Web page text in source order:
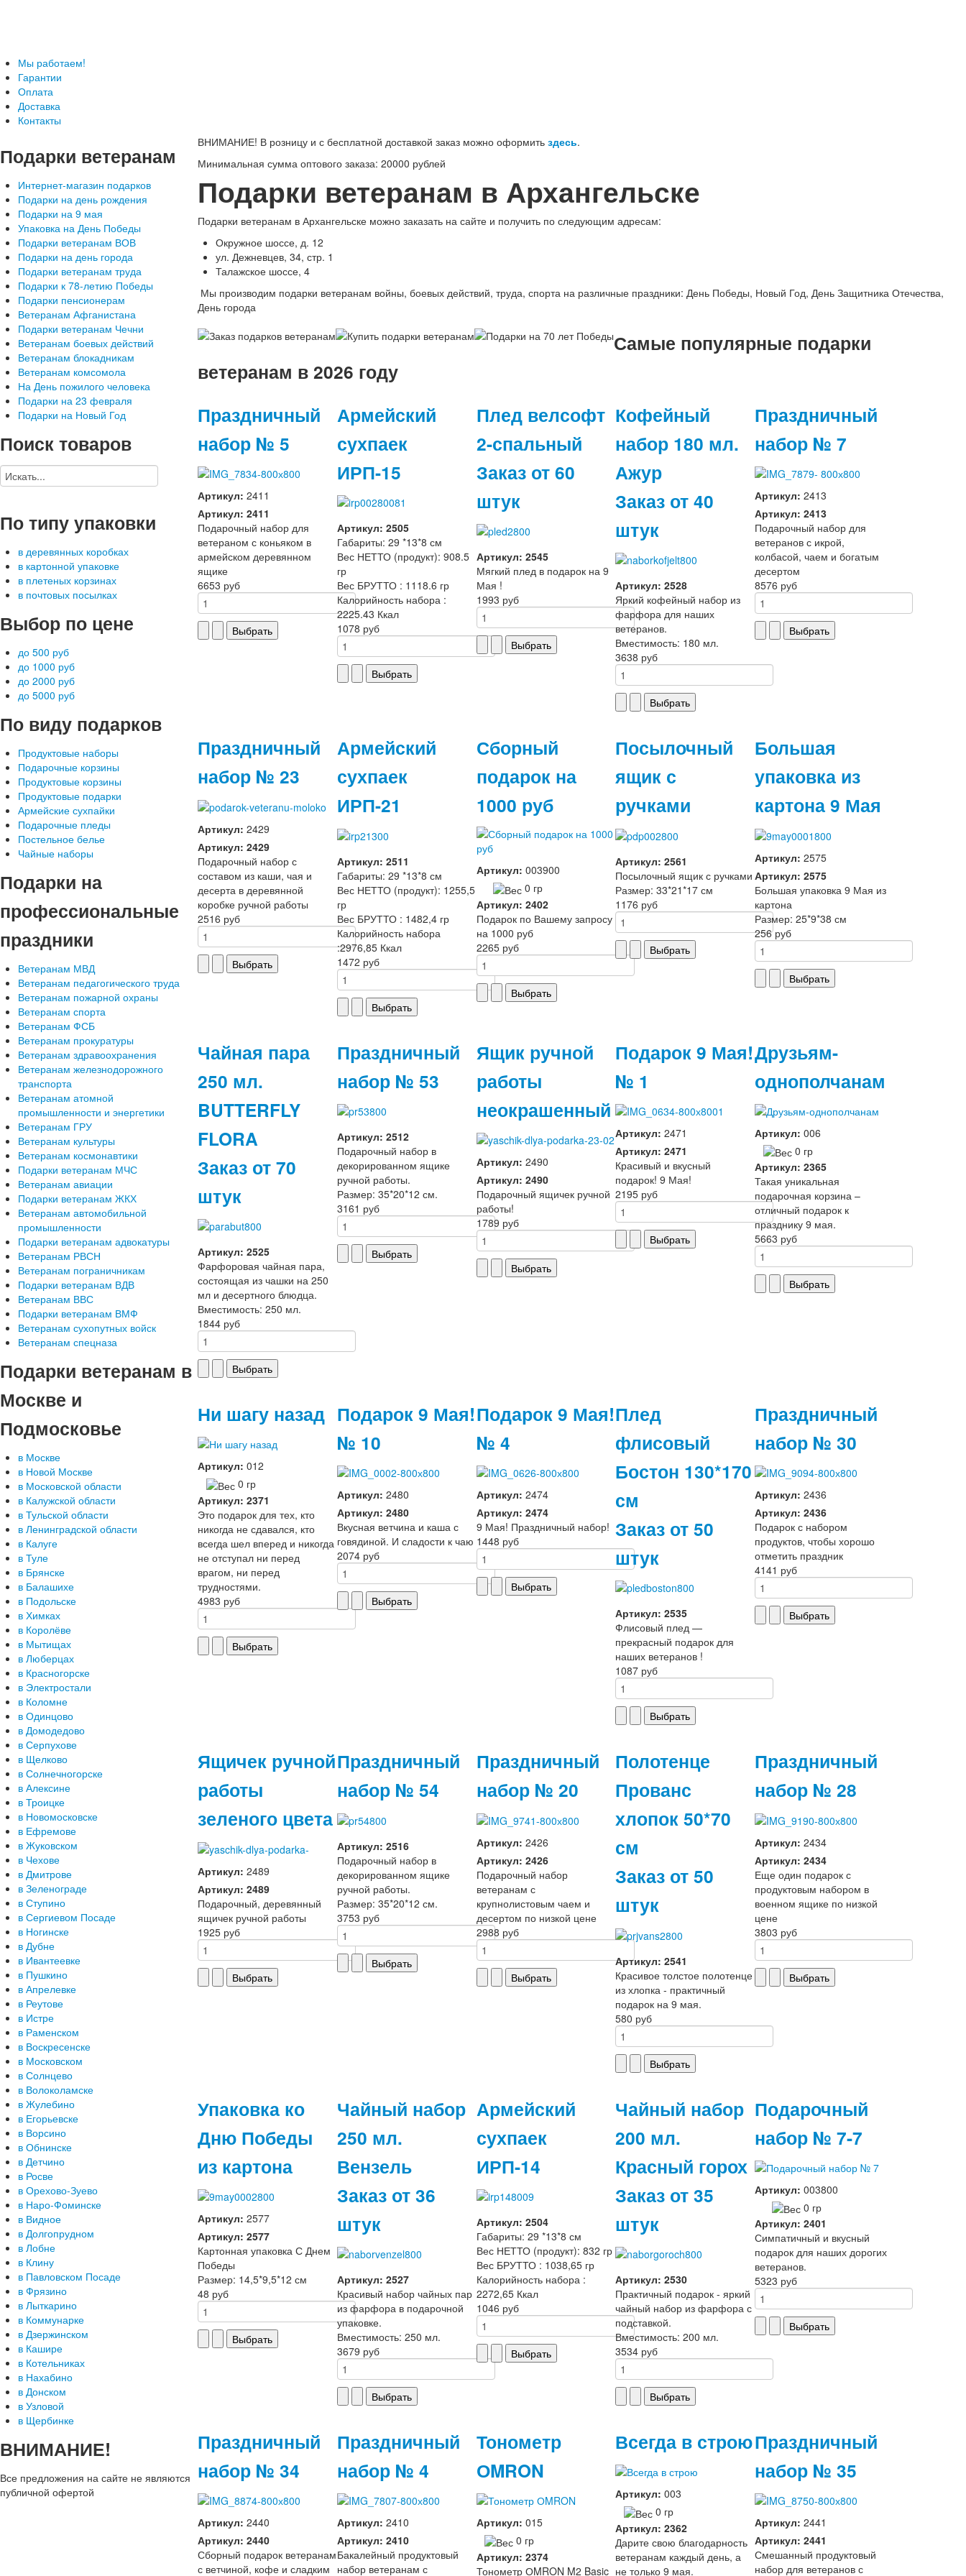
Мы работаем!
Гарантии
Оплата
Доставка
Контакты
ВНИМАНИЕ! В розницу и с бесплатной доставкой заказ можно оформить здесь.
Минимальная сумма оптового заказа: 20000 рублей
Подарки ветеранам в Архангельске
Подарки ветеранам в Архангельске можно заказать на сайте и получить по следующим адресам:
Окружное шоссе, д. 12
ул. Дежневцев, 34, стр. 1
Талажское шоссе, 4
Мы производим подарки ветеранам войны, боевых действий, труда, спорта на различные праздники: День Победы, Новый Год, День Защитника Отечества,
День города
Самые популярные подарки
ветеранам в 2026 году
Праздничный
набор № 5
Артикул: 2411
Артикул: 2411
Подарочный набор для
ветераном с коньяком в
армейском деревянном
ящике
6653 руб
Армейский
сухпаек
ИРП-15
Артикул: 2505
Габариты: 29 *13*8 см
Вес НЕТТО (продукт): 908.5
гр
Вес БРУТТО : 1118.6 гр
Калорийность набора :
2225.43 Ккал
1078 руб
Плед велсофт
2-спальный
Заказ от 60
штук
Артикул: 2545
Мягкий плед в подарок на 9
Мая !
1993 руб
Кофейный
набор 180 мл.
Ажур
Заказ от 40
штук
Артикул: 2528
Яркий кофейный набор из
фарфора для наших
ветеранов.
Вместимость: 180 мл.
3638 руб
Праздничный
набор № 7
Артикул: 2413
Артикул: 2413
Подарочный набор для
ветеранов с икрой,
колбасой, чаем и богатым
десертом
8576 руб
Праздничный
набор № 23
Артикул: 2429
Артикул: 2429
Подарочный набор с
составом из каши, чая и
десерта в деревянной
коробке ручной работы
2516 руб
Армейский
сухпаек
ИРП-21
Артикул: 2511
Габариты: 29 *13*8 см
Вес НЕТТО (продукт): 1255,5
гр
Вес БРУТТО : 1482,4 гр
Калорийность набора
:2976,85 Ккал
1472 руб
Сборный
подарок на
1000 руб
Артикул: 003900
0 гр
Артикул: 2402
Подарок по Вашему запросу
на 1000 руб
2265 руб
Посылочный
ящик с
ручками
Артикул: 2561
Посылочный ящик с ручками
Размер: 33*21*17 см
1176 руб
Большая
упаковка из
картона 9 Мая
Артикул: 2575
Артикул: 2575
Большая упаковка 9 Мая из
картона
Размер: 25*9*38 см
256 руб
Чайная пара
250 мл.
BUTTERFLY
FLORA
Заказ от 70
штук
Артикул: 2525
Фарфоровая чайная пара,
состоящая из чашки на 250
мл и десертного блюдца.
Вместимость: 250 мл.
1844 руб
Праздничный
набор № 53
Артикул: 2512
Подарочный набор в
декорированном ящике
ручной работы.
Размер: 35*20*12 см.
3161 руб
Ящик ручной
работы
неокрашенный
Артикул: 2490
Артикул: 2490
Подарочный ящичек ручной
работы!
1789 руб
Подарок 9 Мая!
№ 1
Артикул: 2471
Артикул: 2471
Красивый и вкусный
подарок! 9 Мая!
2195 руб
Друзьям-
однополчанам
Артикул: 006
0 гр
Артикул: 2365
Такая уникальная
подарочная корзина –
отличный подарок к
празднику 9 мая.
5663 руб
Ни шагу назад
Артикул: 012
0 гр
Артикул: 2371
Это подарок для тех, кто
никогда не сдавался, кто
всегда шел вперед и никогда
не отступал ни перед
врагом, ни перед
трудностями.
4983 руб
Подарок 9 Мая!
№ 10
Артикул: 2480
Артикул: 2480
Вкусная ветчина и каша с
говядиной. И сладости к чаю
2074 руб
Подарок 9 Мая!
№ 4
Артикул: 2474
Артикул: 2474
9 Мая! Праздничный набор!
1448 руб
Плед
флисовый
Бостон 130*170
см
Заказ от 50
штук
Артикул: 2535
Флисовый плед —
прекрасный подарок для
наших ветеранов !
1087 руб
Праздничный
набор № 30
Артикул: 2436
Артикул: 2436
Подарок с набором
продуктов, чтобы хорошо
отметить праздник
4141 руб
Ящичек ручной
работы
зеленого цвета
Артикул: 2489
Артикул: 2489
Подарочный, деревянный
ящичек ручной работы
1925 руб
Праздничный
набор № 54
Артикул: 2516
Подарочный набор в
декорированном ящике
ручной работы.
Размер: 35*20*12 см.
3753 руб
Праздничный
набор № 20
Артикул: 2426
Артикул: 2426
Подарочный набор
ветеранам с
крупнолистовым чаем и
десертом по низкой цене
2988 руб
Полотенце
Прованс
хлопок 50*70
см
Заказ от 50
штук
Артикул: 2541
Красивое толстое полотенце
из хлопка - практичный
подарок на 9 мая.
580 руб
Праздничный
набор № 28
Артикул: 2434
Артикул: 2434
Еще один подарок с
продуктовым набором в
военном ящике по низкой
цене
3803 руб
Упаковка ко
Дню Победы
из картона
Артикул: 2577
Артикул: 2577
Картонная упаковка С Днем
Победы
Размер: 14,5*9,5*12 см
48 руб
Чайный набор
250 мл.
Вензель
Заказ от 36
штук
Артикул: 2527
Красивый набор чайных пар
из фарфора в подарочной
упаковке.
Вместимость: 250 мл.
3679 руб
Армейский
сухпаек
ИРП-14
Артикул: 2504
Габариты: 29 *13*8 см
Вес НЕТТО (продукт): 832 гр
Вес БРУТТО : 1038,65 гр
Калорийность набора :
2272,65 Ккал
1046 руб
Чайный набор
200 мл.
Красный горох
Заказ от 35
штук
Артикул: 2530
Практичный подарок - яркий
чайный набор из фарфора с
подставкой.
Вместимость: 200 мл.
3534 руб
Подарочный
набор № 7-7
Артикул: 003800
0 гр
Артикул: 2401
Симпатичный и вкусный
подарок для наших дорогих
ветеранов.
5323 руб
Праздничный
набор № 34
Артикул: 2440
Артикул: 2440
Сборный подарок ветеранам
с ветчиной, кофе и сладким
Праздничный
набор № 4
Артикул: 2410
Артикул: 2410
Бакалейный продуктовый
набор ветеранам с
Тонометр
ОMRON
Артикул: 015
0 гр
Артикул: 2374
Тонометр ОMRON M2 Basic
Всегда в строю
Артикул: 003
0 гр
Артикул: 2362
Дарите свою благодарность
ветеранам каждый день, а
не только 9 мая.
Праздничный
набор № 35
Артикул: 2441
Артикул: 2441
Смешанный продуктовый
набор для ветеранов с
Подарки ветеранам
Интернет-магазин подарков
Подарки на день рождения
Подарки на 9 мая
Упаковка на День Победы
Подарки ветеранам ВОВ
Подарки на день города
Подарки ветеранам труда
Подарки к 78-летию Победы
Подарки пенсионерам
Ветеранам Афганистана
Подарки ветеранам Чечни
Ветеранам боевых действий
Ветеранам блокадникам
Ветеранам комсомола
На День пожилого человека
Подарки на 23 февраля
Подарки на Новый Год
Поисктоваров
Потипу упаковки
в деревянных коробках
в картонной упаковке
в плетеных корзинах
в почтовых посылках
Выбор по цене
до 500 руб
до 1000 руб
до 2000 руб
до 5000 руб
По виду подарков
Продуктовые наборы
Подарочные корзины
Продуктовые корзины
Продуктовые подарки
Армейские сухпайки
Подарочные пледы
Постельное белье
Чайные наборы
Подарки на
профессиональные
праздники
Ветеранам МВД
Ветеранам педагогического труда
Ветеранам пожарной охраны
Ветеранам спорта
Ветеранам ФСБ
Ветеранам прокуратуры
Ветеранам здравоохранения
Ветеранам железнодорожного
транспорта
Ветеранам атомной
промышленности и энергетики
Ветеранам ГРУ
Ветеранам культуры
Ветеранам космонавтики
Подарки ветеранам МЧС
Ветеранам авиации
Подарки ветеранам ЖКХ
Ветеранам автомобильной
промышленности
Подарки ветеранам адвокатуры
Ветеранам РВСН
Ветеранам пограничникам
Подарки ветеранам ВДВ
Ветеранам ВВС
Подарки ветеранам ВМФ
Ветеранам сухопутных войск
Ветеранам спецназа
Подарки ветеранам в
Москве и
Подмосковье
в Москве
в Новой Москве
в Московской области
в Калужской области
в Тульской области
в Ленинградской области
в Калуге
в Туле
в Брянске
в Балашихе
в Подольске
в Химках
в Королёве
в Мытищах
в Люберцах
в Красногорске
в Электростали
в Коломне
в Одинцово
в Домодедово
в Серпухове
в Щелково
в Солнечногорске
в Алексине
в Троицке
в Новомосковске
в Ефремове
в Жуковском
в Чехове
в Дмитрове
в Зеленограде
в Ступино
в Сергиевом Посаде
в Ногинске
в Дубне
в Ивантеевке
в Пушкино
в Апрелевке
в Реутове
в Истре
в Раменском
в Воскресенске
в Московском
в Солнцево
в Волоколамске
в Жулебино
в Егорьевске
в Ворсино
в Обнинске
в Детчино
в Росве
в Орехово-Зуево
в Наро-Фоминске
в Видное
в Долгопрудном
в Лобне
в Клину
в Павловском Посаде
в Фрязино
в Лыткарино
в Коммунарке
в Дзержинском
в Кашире
в Котельниках
в Нахабино
в Донском
в Узловой
в Щербинке
ВНИМАНИЕ!
Все предложения на сайте не являются
публичной офертой